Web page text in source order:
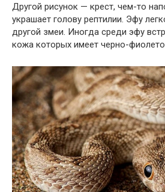
Другой рисунок — крест, чем-то
украшает голову рептилии. Эфу
другой змеи. Иногда среди эфу
кожа которых имеет черно-